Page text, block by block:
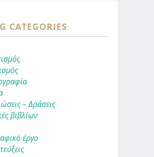
CATEGORIES
– Δράσεις
βιβλίων
έργο